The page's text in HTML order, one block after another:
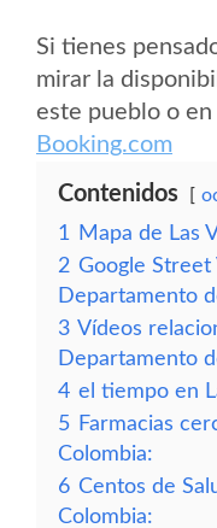
Si tienes
mirar la
este pueblo o
Booking.com
Contenidos
1
Mapa de Las
2 Google Street
Departamento
3 Vídeos
Departamento
4 el tiempo en
5 Farmacias
Colombia:
6 Centos de
Colombia: